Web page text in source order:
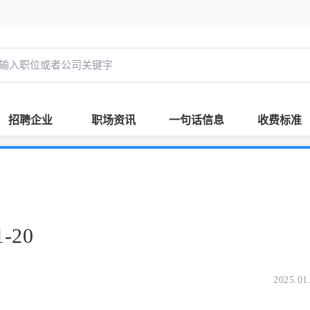
招聘企业 职场资讯 一句话信息 收费标准
20